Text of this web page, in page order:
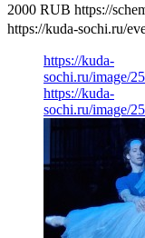
2000 RUB https://
https://kuda-sochi.ru/
https://kuda-
sochi.ru/image/
https://kuda-
sochi.ru/image/